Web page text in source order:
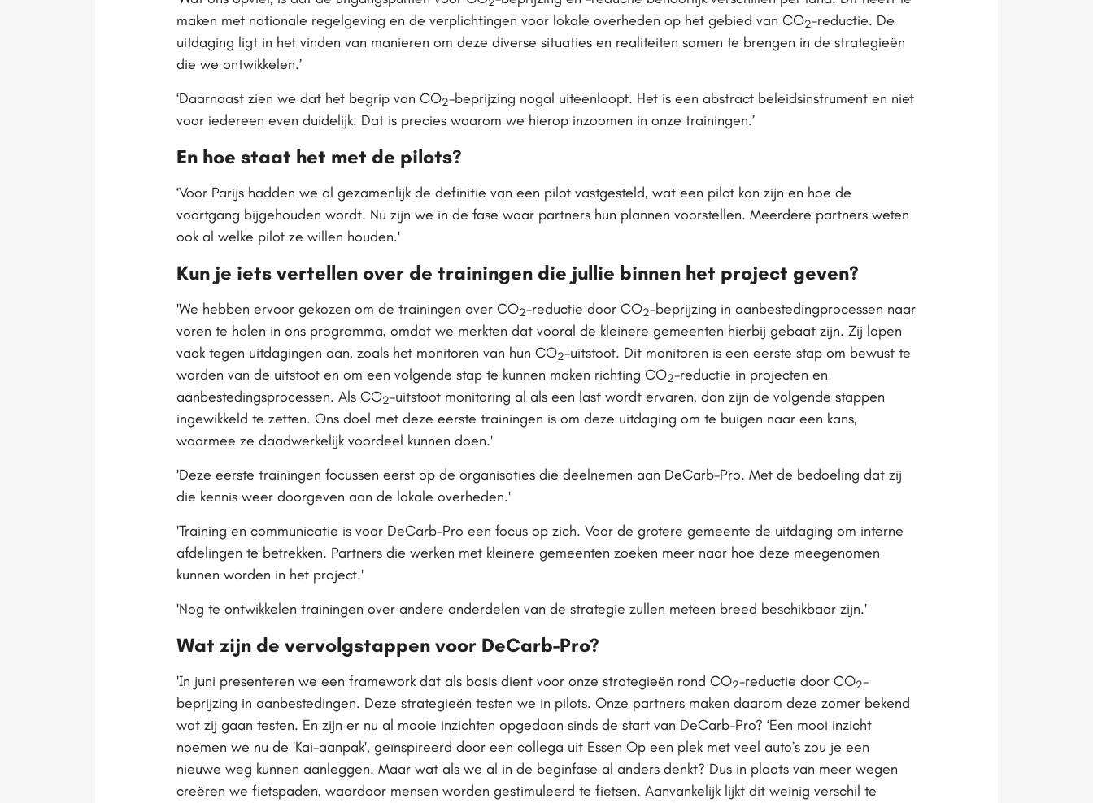
maken met nationale regelgeving en de verplichtingen voor lokale overheden op het gebied van CO2-reductie. De
uitdaging ligt in het vinden van manieren om deze diverse situaties en realiteiten samen te brengen in de strategieën
die we ontwikkelen.’
‘Daarnaast zien we dat het begrip van CO2-beprijzing nogal uiteenloopt. Het is een abstract beleidsinstrument en niet
voor iedereen even duidelijk. Dat is precies waarom we hierop inzoomen in onze trainingen.’
En hoe staat het met de pilots?
‘Voor Parijs hadden we al gezamenlijk de definitie van een pilot vastgesteld, wat een pilot kan zijn en hoe de
voortgang bijgehouden wordt. Nu zijn we in de fase waar partners hun plannen voorstellen. Meerdere partners weten
ook al welke pilot ze willen houden.'
Kun je iets vertellen over de trainingen die jullie binnen het project geven?
'We hebben ervoor gekozen om de trainingen over CO2-reductie door CO2-beprijzing in aanbestedingprocessen naar
voren te halen in ons programma, omdat we merkten dat vooral de kleinere gemeenten hierbij gebaat zijn. Zij lopen
vaak tegen uitdagingen aan, zoals het monitoren van hun CO2-uitstoot. Dit monitoren is een eerste stap om bewust te
worden van de uitstoot en om een volgende stap te kunnen maken richting CO2-reductie in projecten en
aanbestedingsprocessen. Als CO2-uitstoot monitoring al als een last wordt ervaren, dan zijn de volgende stappen
ingewikkeld te zetten. Ons doel met deze eerste trainingen is om deze uitdaging om te buigen naar een kans,
waarmee ze daadwerkelijk voordeel kunnen doen.'
'Deze eerste trainingen focussen eerst op de organisaties die deelnemen aan DeCarb-Pro. Met de bedoeling dat zij
die kennis weer doorgeven aan de lokale overheden.'
'Training en communicatie is voor DeCarb-Pro een focus op zich. Voor de grotere gemeente de uitdaging om interne
afdelingen te betrekken. Partners die werken met kleinere gemeenten zoeken meer naar hoe deze meegenomen
kunnen worden in het project.'
'Nog te ontwikkelen trainingen over andere onderdelen van de strategie zullen meteen breed beschikbaar zijn.'
Wat zijn de vervolgstappen voor DeCarb-Pro?
'In juni presenteren we een framework dat als basis dient voor onze strategieën rond CO2-reductie door CO2-
beprijzing in aanbestedingen. Deze strategieën testen we in pilots. Onze partners maken daarom deze zomer bekend
wat zij gaan testen. En zijn er nu al mooie inzichten opgedaan sinds de start van DeCarb-Pro? ‘Een mooi inzicht
noemen we nu de 'Kai-aanpak', geïnspireerd door een collega uit Essen Op een plek met veel auto’s zou je een
nieuwe weg kunnen aanleggen. Maar wat als we al in de beginfase al anders denkt? Dus in plaats van meer wegen
creëren we fietspaden, waardoor mensen worden gestimuleerd te fietsen. Aanvankelijk lijkt dit weinig verschil te